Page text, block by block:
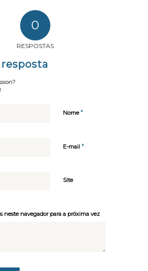
0
RESPOSTAS
Nome*
E-mail *
Site
neste navegador para a próxima vez